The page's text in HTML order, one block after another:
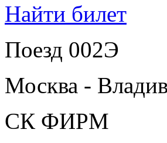
Найти билет
Поезд 002Э
Москва -
СК ФИРМ